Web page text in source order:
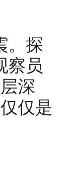
。探
察员
深
仅是